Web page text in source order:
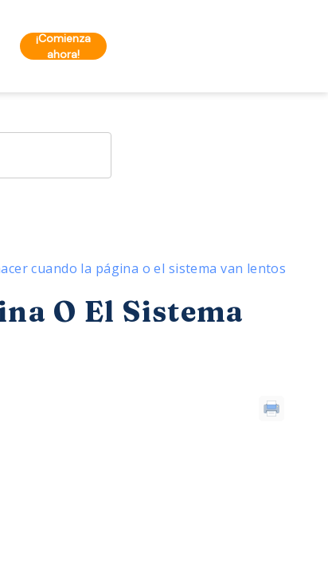
¡Comienza
ahora!
cuando la página o el sistema van lentos
O El Sistema